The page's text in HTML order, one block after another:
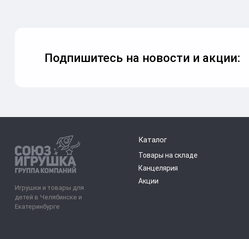
Подпишитесь на новости и акции:
Игрушки и товары для
детей в Челябинске и
Екатеринбурге
Каталог
Товары на складе
Канцелярия
Акции